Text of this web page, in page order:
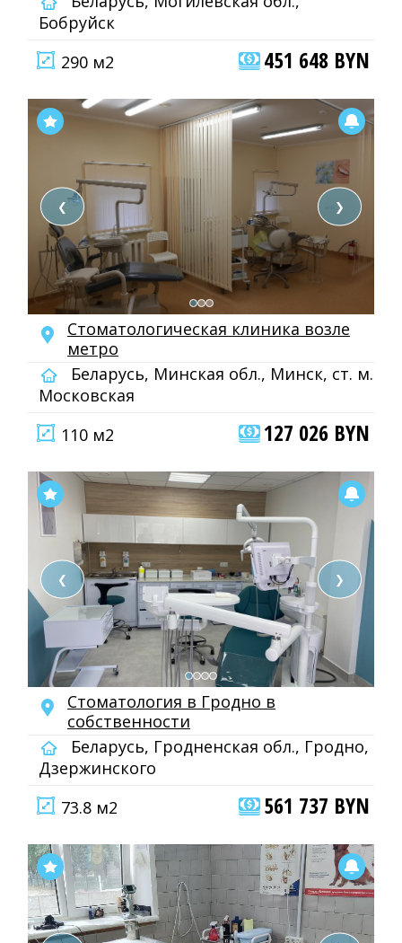
Бобруйск
290 м2
451 648 BYN
❮ ❯
Стоматологическая клиника возле
метро
Беларусь, Минская обл., Минск, ст. м.
Московская
110 м2
127 026 BYN
❮ ❯
Стоматология в Гродно в
собственности
Беларусь, Гродненская обл., Гродно,
Дзержинского
73.8 м2
561 737 BYN